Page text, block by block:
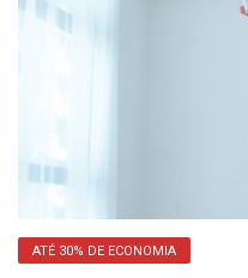
ATÉ 30% DE ECONOMIA